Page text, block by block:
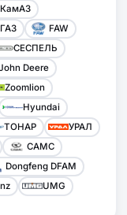
КамАЗ
ГАЗ
FAW
СЕСПЕЛЬ
Deere
Zoomlion
Hyundai
ТОНАР
УРАЛ
CAMC
Dongfeng DFAM
UMG